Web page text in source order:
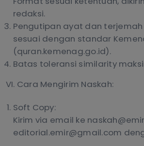
redaksi.
Pengutipan ayat dan terjemah
sesuai dengan standar
(quran.kemenag.go.id).
Batas toleransi similarity
VI. Cara Mengirim Naskah:
Soft Copy:
Kirim via email ke
editorial.emir@gmail.com